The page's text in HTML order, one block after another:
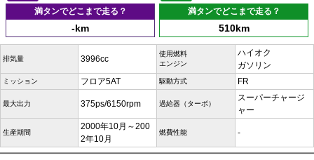
満タンでどこまで走る？
-km
満タンでどこまで走る？
510km
排気量 3996cc
使用燃料
エンジン
ハイオク
ガソリン
ミッション フロア5AT 駆動方式 FR
最大出力 375ps/6150rpm 過給器（ターボ）
スーパーチャージ
ャー
生産期間
2000年10月～200
2年10月
燃費性能 -